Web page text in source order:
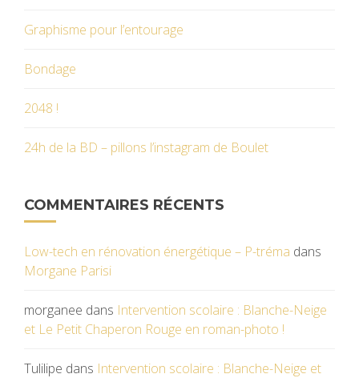
Graphisme pour l’entourage
Bondage
2048 !
24h de la BD – pillons l’instagram de Boulet
COMMENTAIRES RÉCENTS
Low-tech en rénovation énergétique – P-tréma dans
Morgane Parisi
morganee dans Intervention scolaire : Blanche-Neige
et Le Petit Chaperon Rouge en roman-photo !
Tulilipe dans Intervention scolaire : Blanche-Neige et